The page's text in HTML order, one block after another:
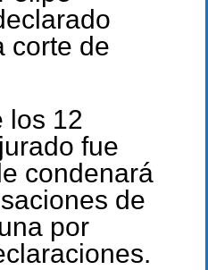
corte de
los 12
fue
condenará
de
por